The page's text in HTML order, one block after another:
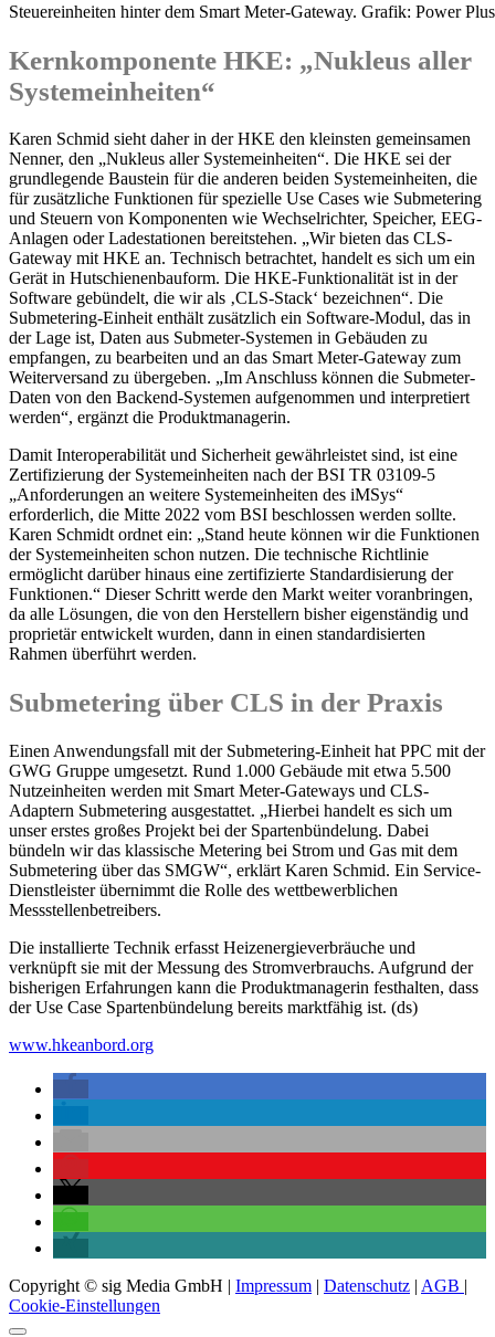
Steuereinheiten hinter dem Smart Meter-Gateway. Grafik: Power
Kernkomponente HKE: „Nukleus aller
Systemeinheiten“
Karen Schmid sieht daher in der HKE den kleinsten gemeinsamen
Nenner, den „Nukleus aller Systemeinheiten“. Die HKE sei der
grundlegende Baustein für die anderen beiden Systemeinheiten, die
für zusätzliche Funktionen für spezielle Use Cases wie Submetering
und Steuern von Komponenten wie Wechselrichter, Speicher, EEG-
Anlagen oder Ladestationen bereitstehen. „Wir bieten das CLS-
Gateway mit HKE an. Technisch betrachtet, handelt es sich um ein
Gerät in Hutschienenbauform. Die HKE-Funktionalität ist in der
Software gebündelt, die wir als ‚CLS-Stack‘ bezeichnen“. Die
Submetering-Einheit enthält zusätzlich ein Software-Modul, das in
der Lage ist, Daten aus Submeter-Systemen in Gebäuden zu
empfangen, zu bearbeiten und an das Smart Meter-Gateway zum
Weiterversand zu übergeben. „Im Anschluss können die Submeter-
Daten von den Backend-Systemen aufgenommen und interpretiert
werden“, ergänzt die Produktmanagerin.
Damit Interoperabilität und Sicherheit gewährleistet sind, ist eine
Zertifizierung der Systemeinheiten nach der BSI TR 03109-5
„Anforderungen an weitere Systemeinheiten des iMSys“
erforderlich, die Mitte 2022 vom BSI beschlossen werden sollte.
Karen Schmidt ordnet ein: „Stand heute können wir die Funktionen
der Systemeinheiten schon nutzen. Die technische Richtlinie
ermöglicht darüber hinaus eine zertifizierte Standardisierung der
Funktionen.“ Dieser Schritt werde den Markt weiter voranbringen,
da alle Lösungen, die von den Herstellern bisher eigenständig und
proprietär entwickelt wurden, dann in einen standardisierten
Rahmen überführt werden.
Submetering über CLS in der Praxis
Einen Anwendungsfall mit der Submetering-Einheit hat PPC mit der
GWG Gruppe umgesetzt. Rund 1.000 Gebäude mit etwa 5.500
Nutzeinheiten werden mit Smart Meter-Gateways und CLS-
Adaptern Submetering ausgestattet. „Hierbei handelt es sich um
unser erstes großes Projekt bei der Spartenbündelung. Dabei
bündeln wir das klassische Metering bei Strom und Gas mit dem
Submetering über das SMGW“, erklärt Karen Schmid. Ein Service-
Dienstleister übernimmt die Rolle des wettbewerblichen
Messstellenbetreibers.
Die installierte Technik erfasst Heizenergieverbräuche und
verknüpft sie mit der Messung des Stromverbrauchs. Aufgrund der
bisherigen Erfahrungen kann die Produktmanagerin festhalten, dass
der Use Case Spartenbündelung bereits marktfähig ist. (ds)
www.hkeanbord.org
Copyright © sig Media GmbH | Impressum | Datenschutz | AGB |
Cookie-Einstellungen